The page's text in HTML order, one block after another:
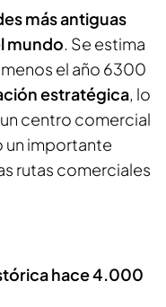
más antiguas
mundo. Se estima
el año 6300
estratégica, lo
centro comercial
un importante
rutas comerciales
hace 4.000